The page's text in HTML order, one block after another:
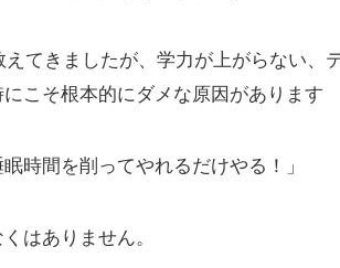
てきましたが、学力が上がらない、
こそ根本的にダメな原因があります
時間を削ってやれるだけやる！」
はありません。